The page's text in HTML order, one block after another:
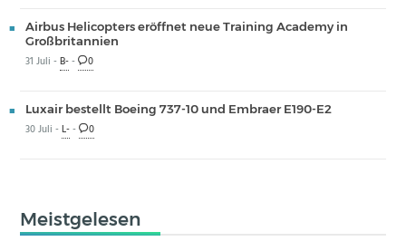
Airbus Helicopters eröffnet neue Training Academy in
Großbritannien
31 Juli -B-- 0
Luxair bestellt Boeing 737-10 und Embraer E190-E2
30 Juli -L-- 0
Meistgelesen